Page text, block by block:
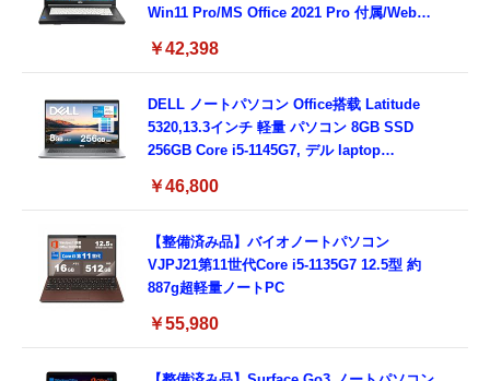
Win11 Pro/MS Office 2021 Pro 付属/Webカ
3.0)/ 有線静音マウス付属/ 180日保証（メモリ
￥42,398
DELL ノートパソコン Office搭载 Latitude
5320,13.3インチ 軽量 パソコン 8GB SSD
256GB Core i5-1145G7, デル laptop
ド付き (整備済み品)
￥46,800
【整備済み品】バイオノートパソコン
VJPJ21第11世代Core i5-1135G7 12.5型 約
887g超軽量ノートPC
￥55,980